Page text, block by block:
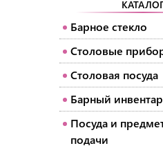
Барное стекло
Столовые
Столовая посуда
Барный
Посуда и
подачи